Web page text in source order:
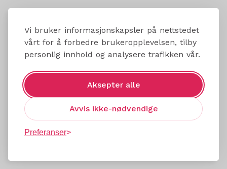
Vi bruker informasjonskapsler på nettstedet
vårt for å forbedre brukeropplevelsen, tilby
personlig innhold og analysere trafikken vår.
Aksepter alle
Avvis ikke-nødvendige
Preferanser